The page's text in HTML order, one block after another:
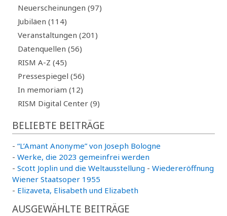
Neuerscheinungen (97)
Jubiläen (114)
Veranstaltungen (201)
Datenquellen (56)
RISM A-Z (45)
Pressespiegel (56)
In memoriam (12)
RISM Digital Center (9)
BELIEBTE BEITRÄGE
- “L’Amant Anonyme” von Joseph Bologne
- Werke, die 2023 gemeinfrei werden
- Scott Joplin und die Weltausstellung - Wiedereröffnung
Wiener Staatsoper 1955
- Elizaveta, Elisabeth und Elizabeth
AUSGEWÄHLTE BEITRÄGE